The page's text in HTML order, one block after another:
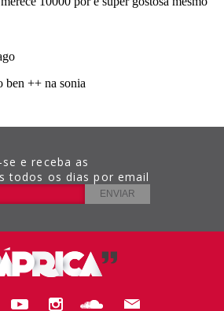
e receba as
todos os dias por email